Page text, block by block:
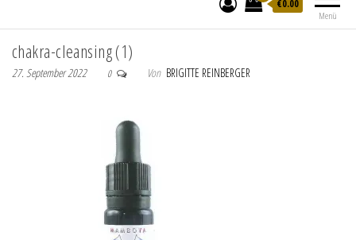
Menü
€0.00
chakra-cleansing (1)
27. September 2022 0 Von BRIGITTE REINBERGER